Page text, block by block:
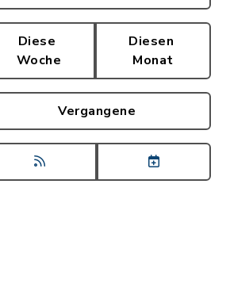
Diese
Woche
Diesen
Monat
Vergangene